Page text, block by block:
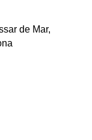
de Mar,